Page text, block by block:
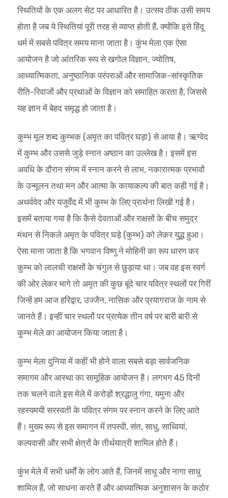
स्थितियों के एक अलग सेट पर आधारित है। उत्सव ठीक उसी समय
होता है जब ये स्थितियां पूरी तरह से व्याप्त होती हैं, क्योंकि इसे हिंदू
धर्म में सबसे पवित्र समय माना जाता है। कुंभ मेला एक ऐसा
आयोजन है जो आंतरिक रूप से खगोल विज्ञान, ज्योतिष,
आध्यात्मिकता, अनुष्ठानिक परंपराओं और सामाजिक-सांस्कृतिक
रीति-रिवाजों और प्रथाओं के विज्ञान को समाहित करता है, जिससे
यह ज्ञान में बेहद समृद्ध हो जाता है।
कुम्भ मूल शब्द कुम्भक (अमृत का पवित्र घड़ा) से आया है। ऋग्वेद
में कुम्भ और उससे जुड़े स्नान अष्ठान का उल्लेख है। इसमें इस
अवधि के दौरान संगम में स्नान करने से लाभ, नकारात्मक प्रभावों
के उन्मूलन तथा मन और आत्मा के कायाकल्प की बात कही गई है।
अथर्ववेद और यजुर्वेद में भी कुम्भ के लिए प्रार्थना लिखी गई है।
इसमें बताया गया है कि कैसे देवताओं और राक्षसों के बीच समुद्र
मंथन से निकले अमृत के पवित्र घड़े (कुम्भ) को लेकर युद्ध हुआ।
ऐसा माना जाता है कि भगवान विष्णु ने मोहिनी का रूप धारण कर
कुम्भ को लालची राक्षसों के चंगुल से छुड़ाया था। जब वह इस स्वर्ग
की ओर लेकर भागे तो अमृत की कुछ बूंदे चार पवित्र स्थलों पर गिरीं
जिन्हें हम आज हरिद्वार, उज्जैन, नासिक और प्रयागराज के नाम से
जानते हैं। इन्हीं चार स्थलों पर प्रत्येक तीन वर्ष पर बारी बारी से
कुम्भ मेले का आयोजन किया जाता है।
कुम्भ मेला दुनिया में कहीं भी होने वाला सबसे बड़ा सार्वजनिक
समागम और आस्था का सामूहिक आयोजन है। लगभग 45 दिनों
तक चलने वाले इस मेले में करोड़ों श्रद्धालु गंगा, यमुना और
रहस्यमयी सरस्वती के पवित्र संगम पर स्नान करने के लिए आते
हैं। मुख्य रूप से इस समागन में तपस्वी, संत, साधु, साध्वियां,
कल्पवासी और सभी क्षेत्रों के तीर्थयात्री शामिल होते हैं।
कुंभ मेले में सभी धर्मों के लोग आते हैं, जिनमें साधु और नागा साधु
शामिल हैं, जो साधना करते हैं और आध्यात्मिक अनुशासन के कठोर